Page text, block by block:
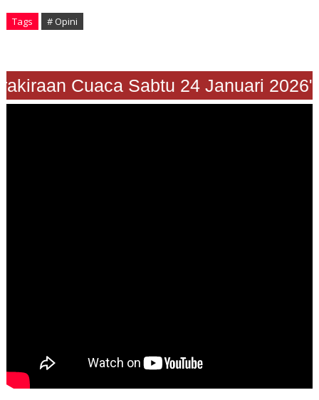
Tags # Opini
Cuaca Sabtu 24 Januari